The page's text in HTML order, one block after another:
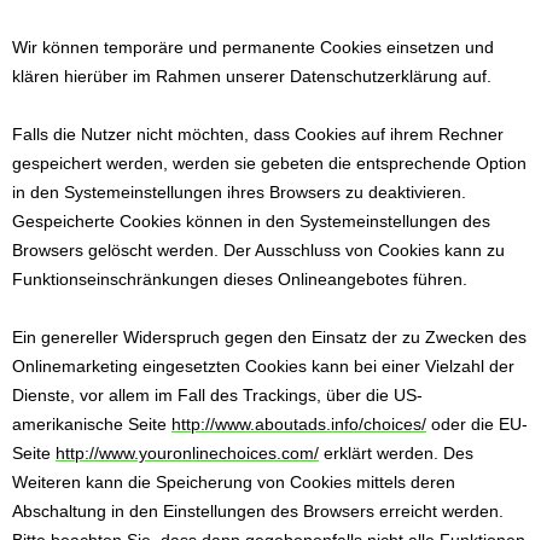
Wir können temporäre und permanente Cookies einsetzen und
klären hierüber im Rahmen unserer Datenschutzerklärung auf.
Falls die Nutzer nicht möchten, dass Cookies auf ihrem Rechner
gespeichert werden, werden sie gebeten die entsprechende Option
in den Systemeinstellungen ihres Browsers zu deaktivieren.
Gespeicherte Cookies können in den Systemeinstellungen des
Browsers gelöscht werden. Der Ausschluss von Cookies kann zu
Funktionseinschränkungen dieses Onlineangebotes führen.
Ein genereller Widerspruch gegen den Einsatz der zu Zwecken des
Onlinemarketing eingesetzten Cookies kann bei einer Vielzahl der
Dienste, vor allem im Fall des Trackings, über die US-
amerikanische Seite http://www.aboutads.info/choices/ oder die EU-
Seite http://www.youronlinechoices.com/ erklärt werden. Des
Weiteren kann die Speicherung von Cookies mittels deren
Abschaltung in den Einstellungen des Browsers erreicht werden.